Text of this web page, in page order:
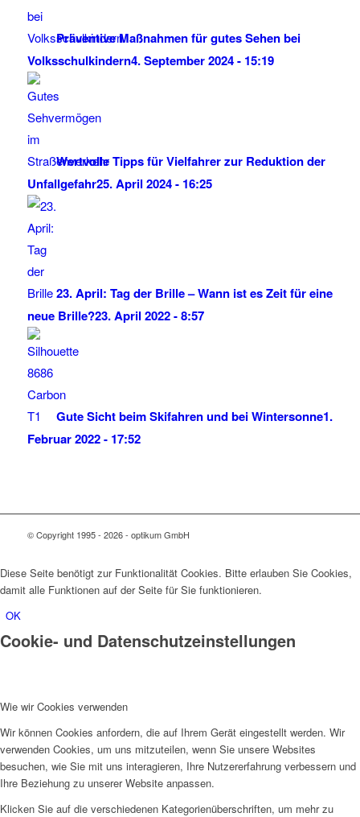
Präventive Maßnahmen für gutes Sehen bei
Volksschulkindern4. September 2024 - 15:19
Wertvolle Tipps für Vielfahrer zur Reduktion der
Unfallgefahr25. April 2024 - 16:25
23. April: Tag der Brille – Wann ist es Zeit für eine
neue Brille?23. April 2022 - 8:57
Gute Sicht beim Skifahren und bei Wintersonne1.
Februar 2022 - 17:52
© Copyright 1995 - 2026 - optikum GmbH
Diese Seite benötigt zur Funktionalität Cookies. Bitte erlauben Sie Cookies,
damit alle Funktionen auf der Seite für Sie funktionieren.
OK
Cookie- und Datenschutzeinstellungen
Wie wir Cookies verwenden
Wir können Cookies anfordern, die auf Ihrem Gerät eingestellt werden. Wir
verwenden Cookies, um uns mitzuteilen, wenn Sie unsere Websites
besuchen, wie Sie mit uns interagieren, Ihre Nutzererfahrung verbessern und
Ihre Beziehung zu unserer Website anpassen.
Klicken Sie auf die verschiedenen Kategorienüberschriften, um mehr zu